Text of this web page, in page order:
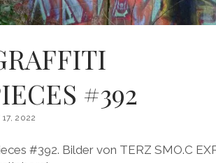
#392
17, 2022
#392. Bilder von TERZ SMO.C